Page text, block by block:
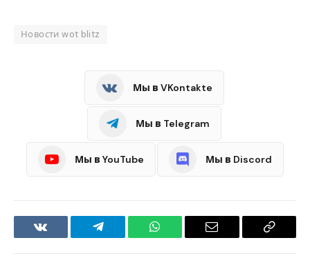
Новости wot blitz
Мы в VKontakte
Мы в Telegram
Мы в YouTube Мы в Discord
VKontakteTelegram WhatsApp Email
Copy